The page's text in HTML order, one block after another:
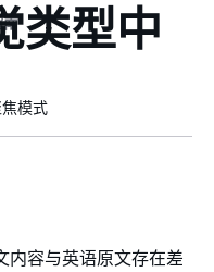
南类型中
模式
内容与英语原文存在差